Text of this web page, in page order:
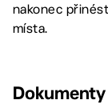
nakonec
místa.